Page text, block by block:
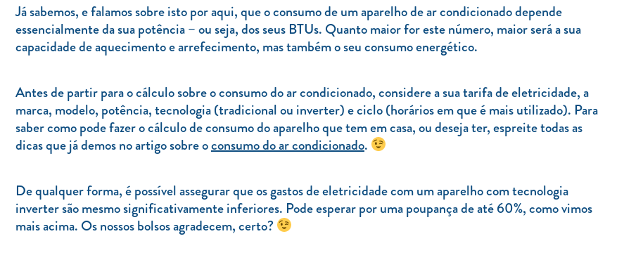
Já sabemos, e falamos sobre isto por aqui, que o consumo de um aparelho de ar condicionado depende
essencialmente da sua potência – ou seja, dos seus BTUs. Quanto maior for este número, maior será a sua
capacidade de aquecimento e arrefecimento, mas também o seu consumo energético.
Antes de partir para o cálculo sobre o consumo do ar condicionado, considere a sua tarifa de eletricidade, a
marca, modelo, potência, tecnologia (tradicional ou inverter) e ciclo (horários em que é mais utilizado). Para
saber como pode fazer o cálculo de consumo do aparelho que tem em casa, ou deseja ter, espreite todas as
dicas que já demos no artigo sobre oconsumo do ar condicionado.
De qualquer forma, é possível assegurar que os gastos de eletricidade com um aparelho com tecnologia
inverter são mesmo significativamente inferiores. Pode esperar por uma poupança de até 60%, como vimos
mais acima. Os nossos bolsos agradecem, certo?